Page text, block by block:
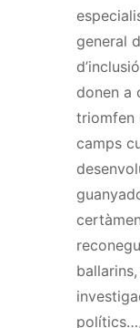
general
donen a
triomfen
camps